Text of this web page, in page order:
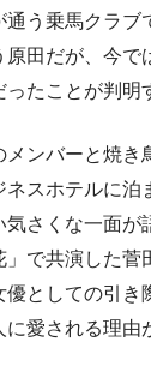
う乗馬クラブ
田だが、今で
たことが判明
メンバーと焼き
スホテルに泊
さくな一面が
で共演した菅
としての引き
に愛される理由